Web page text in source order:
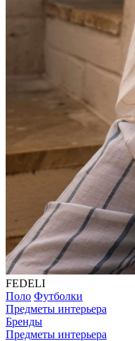
FEDELI
Поло Футболки
Предметы интерьера
Бренды
Предметы интерьера